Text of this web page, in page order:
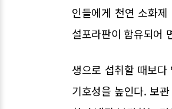
인들에게 천연 소화
설포라판이 함유되어
생으로 섭취할 때보
기호성을 높인다. 보